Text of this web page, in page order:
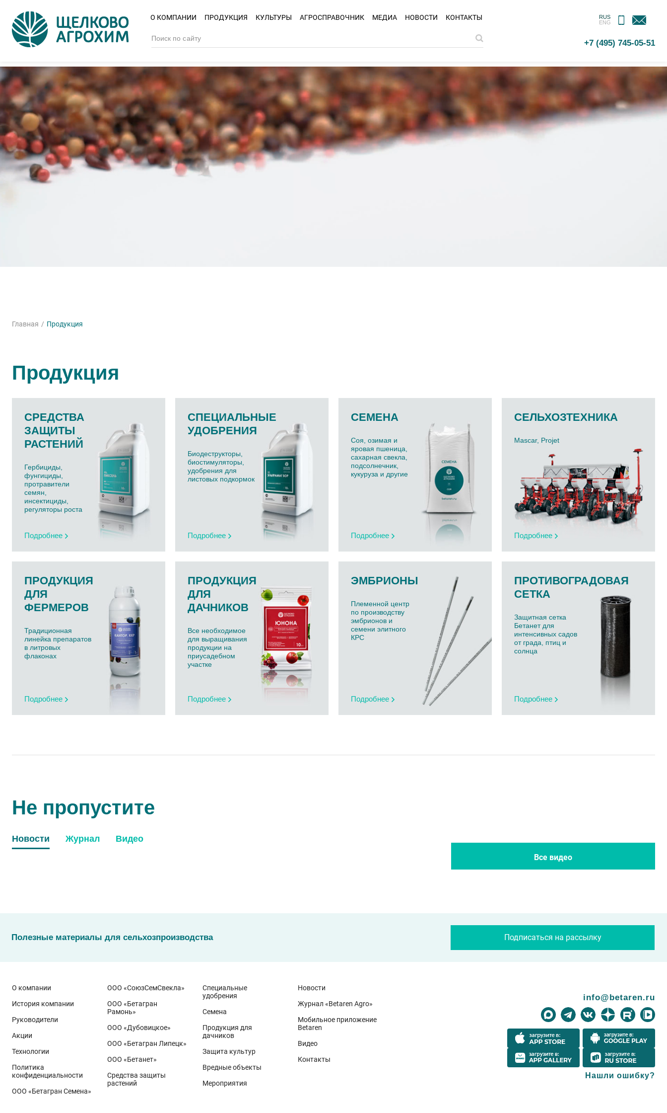
О КОМПАНИИ ПРОДУКЦИЯ КУЛЬТУРЫ АГРОСПРАВОЧНИК МЕДИА НОВОСТИ КОНТАКТЫ
RUS
ENG
МОБИЛЬНОЕ
ПРИЛОЖЕНИЕ
ОБРАТНАЯ
СВЯЗЬ
+7 (495) 745-05-51
Главная Продукция
Продукция
СРЕДСТВА
ЗАЩИТЫ
РАСТЕНИЙ
Гербициды,
фунгициды,
протравители
семян,
инсектициды,
регуляторы роста
Подробнее
СПЕЦИАЛЬНЫЕ
УДОБРЕНИЯ
Биодеструкторы,
биостимуляторы,
удобрения для
листовых подкормок
Подробнее
СЕМЕНА
Соя, озимая и
яровая пшеница,
сахарная свекла,
подсолнечник,
кукуруза и другие
Подробнее
СЕЛЬХОЗТЕХНИКА
Mascar, Projet
Подробнее
ПРОДУКЦИЯ
ДЛЯ
ФЕРМЕРОВ
Традиционная
линейка препаратов
в литровых
флаконах
Подробнее
ПРОДУКЦИЯ
ДЛЯ
ДАЧНИКОВ
Все необходимое
для выращивания
продукции на
приусадебном
участке
Подробнее
ЭМБРИОНЫ
Племенной центр
по производству
эмбрионов и
семени элитного
КРС
Подробнее
ПРОТИВОГРАДОВАЯ
СЕТКА
Защитная сетка
Бетанет для
интенсивных садов
от града, птиц и
солнца
Подробнее
Не пропустите
Новости Журнал Видео
Все новости
Все журналы
Все видео
Полезные материалы для сельхозпроизводства Подписаться на рассылку
О компании
История компании
Руководители
Акции
Технологии
Политика
конфиденциальности
ООО «Бетагран Семена»
ООО «СоюзСемСвекла»
ООО «Бетагран
Рамонь»
ООО «Дубовицкое»
ООО «Бетагран Липецк»
ООО «Бетанет»
Средства защиты
растений
Специальные
удобрения
Семена
Продукция для
дачников
Защита культур
Вредные объекты
Мероприятия
Новости
Журнал «Betaren Agro»
Мобильное приложение
Betaren
Видео
Контакты
info@betaren.ru
Нашли ошибку?